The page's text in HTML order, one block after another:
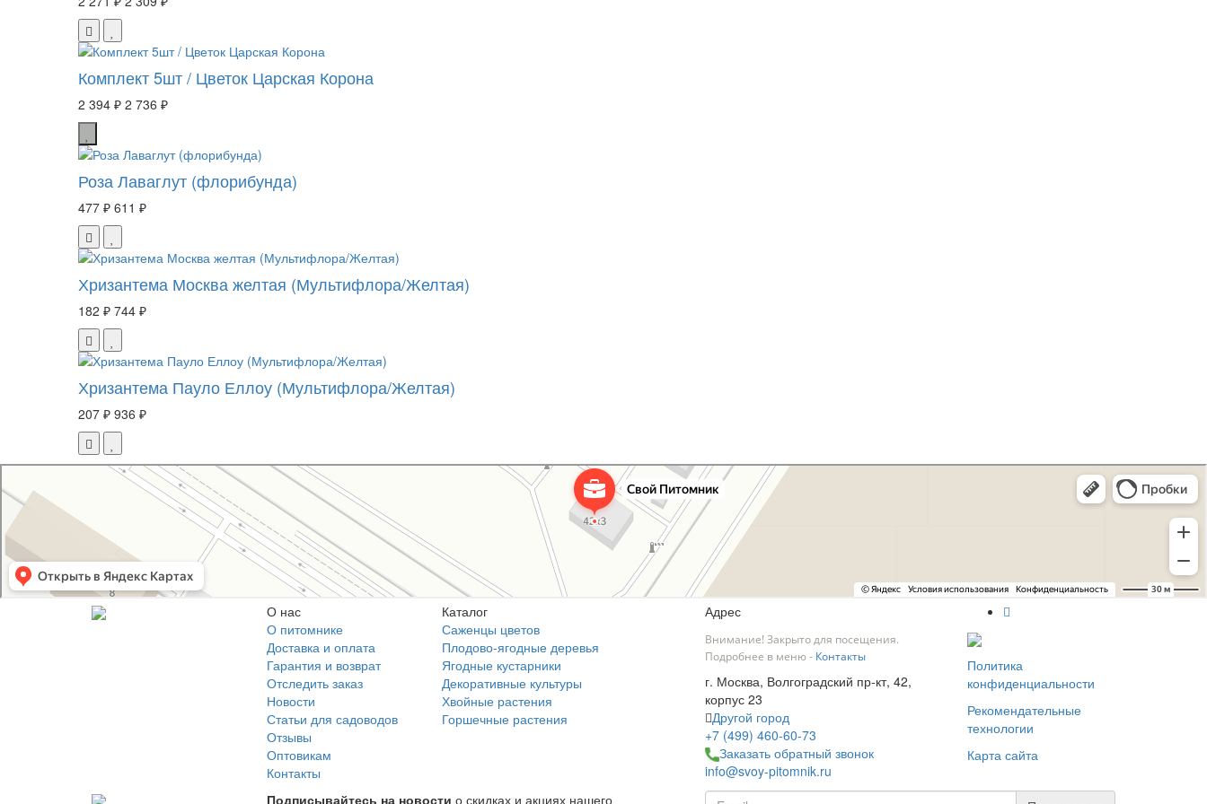
Комплект 5шт / Цветок Царская Корона
2 394 ₽ 2 736 ₽
Роза Лаваглут (флорибунда)
477 ₽ 611 ₽
Хризантема Москва желтая (Мультифлора/Желтая)
182 ₽ 744 ₽
Хризантема Пауло Еллоу (Мультифлора/Желтая)
207 ₽ 936 ₽
Питомник растений в Москве
Садовый центр в Москве
О нас
О питомнике
Доставка и оплата
Гарантия и возврат
Отследить заказ
Новости
Статьи для садоводов
Отзывы
Оптовикам
Контакты
Каталог
Саженцы цветов
Плодово-ягодные деревья
Ягодные кустарники
Декоративные культуры
Хвойные растения
Горшечные растения
Адрес
Внимание! Закрыто для посещения.
Подробнее в меню - Контакты
г. Москва, Волгоградский пр-кт, 42,
корпус 23
Другой город
+7 (499) 460-60-73
Заказать обратный звонок
info@svoy-pitomnik.ru
Политика
конфиденциальности
Рекомендательные
технологии
Карта сайта
Подписывайтесь на новости о скидках и акциях нашего